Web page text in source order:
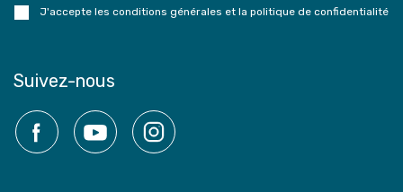
J'accepte les conditions générales et la politique de confidentialité
Suivez-nous
Facebook YouTube